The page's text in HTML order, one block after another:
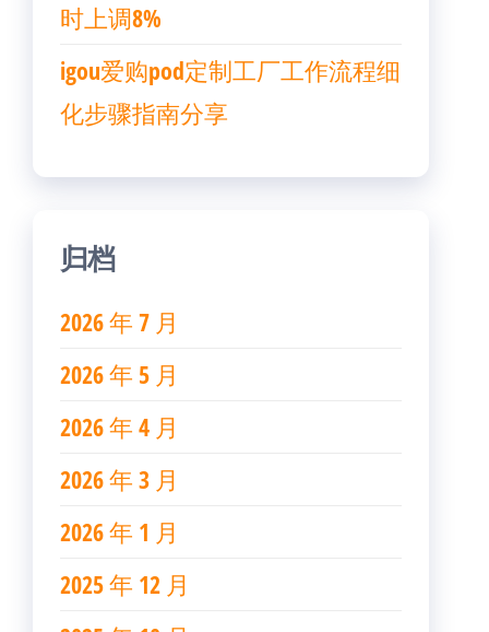
时上调8%
igou爱购pod定制工厂工作流程细
化步骤指南分享
归档
2026 年 7 月
2026 年 5 月
2026 年 4 月
2026 年 3 月
2026 年 1 月
2025 年 12 月